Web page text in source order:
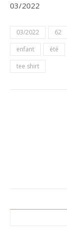
03/2022
03/2022 62
enfant
été
tee shirt